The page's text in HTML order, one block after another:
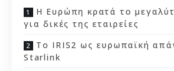
Η Ευρώπη κρατά το
για δικές της εταιρείες
Το IRIS2 ως ευρωπαϊκή
Starlink